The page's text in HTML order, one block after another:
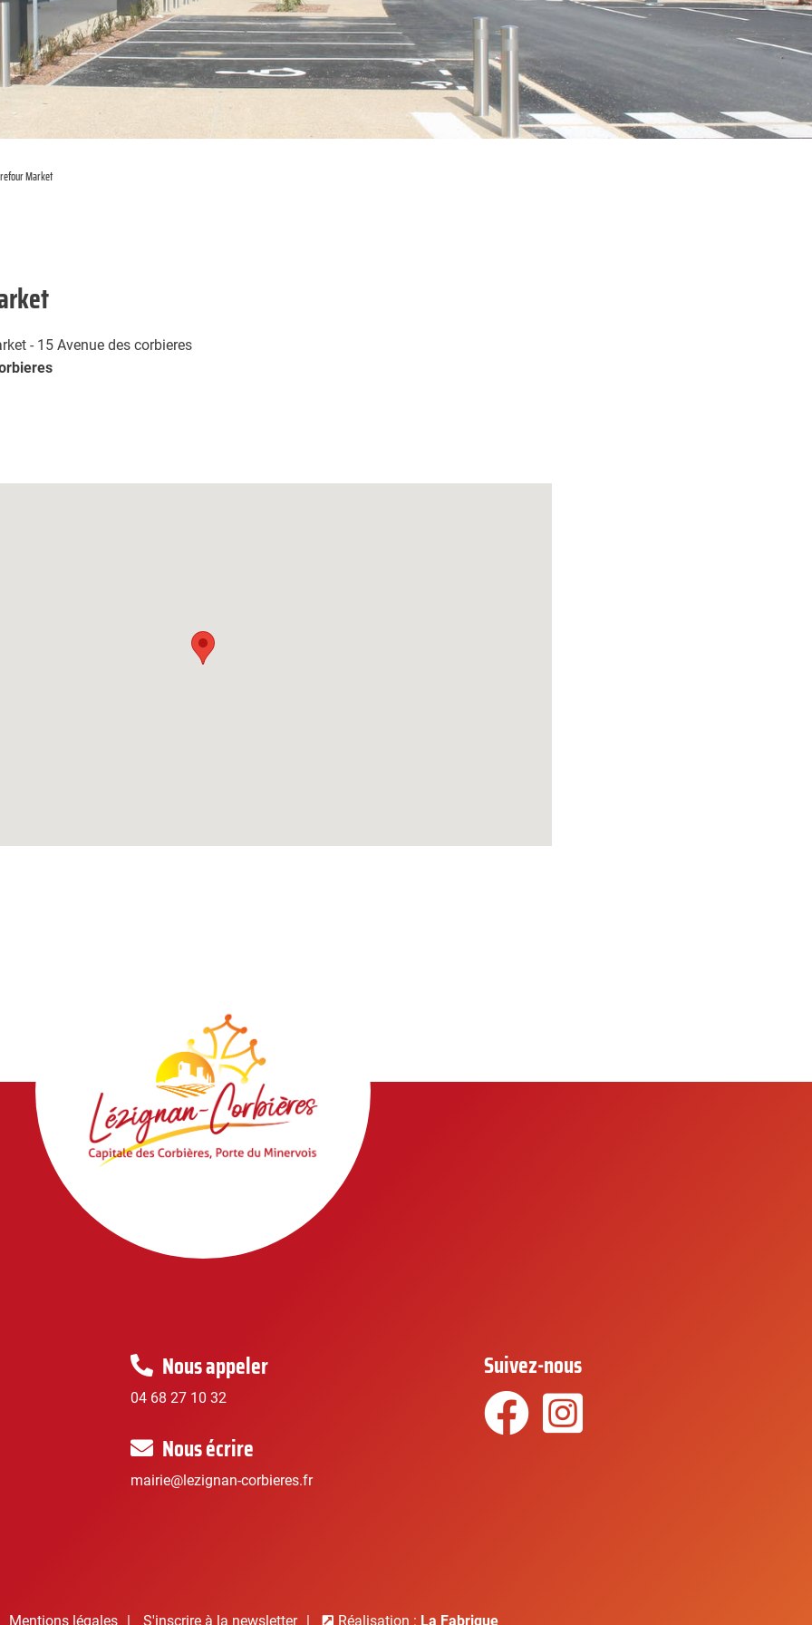
Market
- 15 Avenue des corbieres
Nous appeler
04 68 27 10 32
Nous écrire
mairie@lezignan-corbieres.fr
Suivez-nous
Facebook
Mentions légales S'inscrire à la newsletter Réalisation : La Fabrique